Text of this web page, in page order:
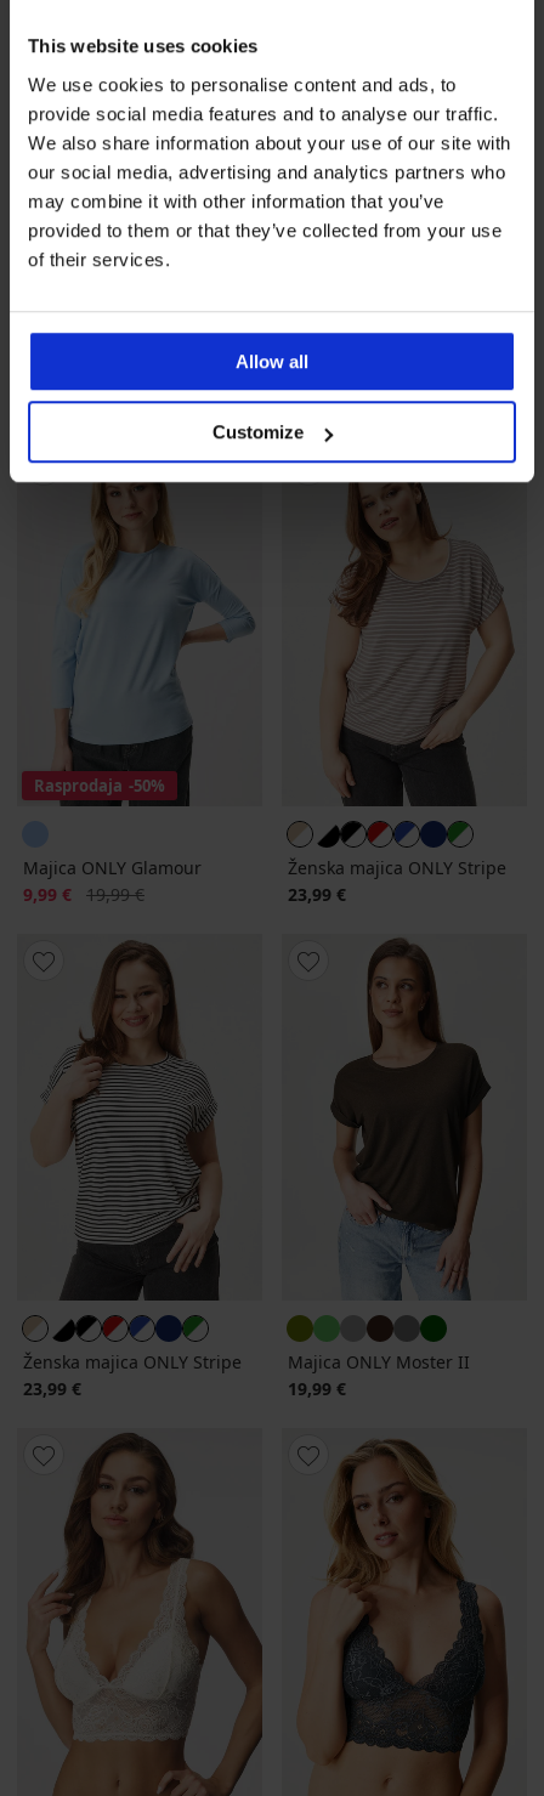
This website uses cookies
We use cookies to personalise content and ads, to
provide social media features and to analyse our traffic.
We also share information about your use of our site with
our social media, advertising and analytics partners who
may combine it with other information that you’ve
provided to them or that they’ve collected from your use
of their services.
Allow all
Customize
Rasprodaja -50%
Popust
11,99 €Prvobitna cijena
23,99 €
Zimska džemper haljina
Only ONLMonica
Popust
18,00 €Prvobitna cijena
44,99 €
Rasprodaja -50%
Majica ONLY Glamour
Popust
9,99 € Prvobitna cijena
19,99 €
Ženska majica ONLY Stripe
23,99 €
Ženska majica ONLY Stripe
23,99 €
Majica ONLY Moster II
19,99 €